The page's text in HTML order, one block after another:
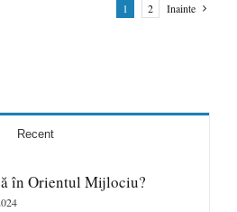
1 2 Inainte
Recent
în Orientul Mijlociu?